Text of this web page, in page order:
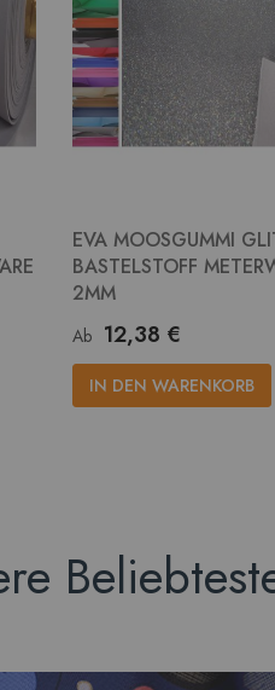
EVA MOOSGUMMI
BASTELSTOFF
2MM
Ab 12,38 €
IN DEN WARENKORB